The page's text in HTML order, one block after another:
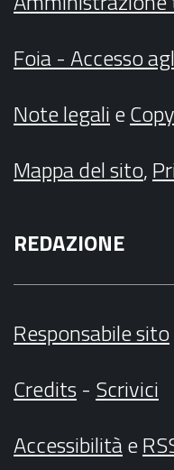
Foia - Accesso
Note legalie
Mappa del sito,
REDAZIONE
Responsabile sito
Credits- Scrivici
Accessibilitàe